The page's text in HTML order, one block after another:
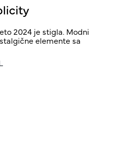
2024 je stigla. Modni
elemente sa